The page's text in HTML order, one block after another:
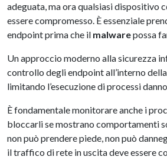
adeguata, ma ora qualsiasi dispositivo
essere compromesso. È essenziale
endpoint prima che il malwarepossa
Un approccio moderno alla sicurezza
controllo degli endpoint all’interno
limitando l’esecuzione di processi
È fondamentale monitorare anche i
bloccarli se mostrano comportamenti
non può prendere piede, non può
il traffico di rete in uscita deve essere